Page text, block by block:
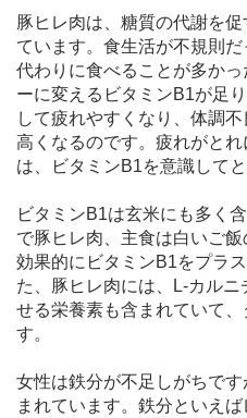
豚ヒレ肉は、糖質の代謝を
ています。食生活が不規則
代わりに食べることが多か
ーに変えるビタミンB1が足
して疲れやすくなり、体調
高くなるのです。疲れがと
は、ビタミンB1を意識して
ビタミンB1は玄米にも多く
で豚ヒレ肉、主食は白いご飯
効果的にビタミンB1をプラ
た、豚ヒレ肉には、L-カル
せる栄養素も含まれていて
す。
女性は鉄分が不足しがちで
まれています。鉄分といえ